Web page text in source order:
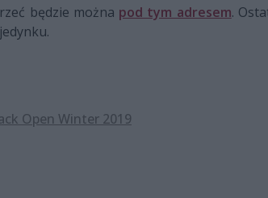
będzie można pod tym adresem.
Open Winter 2019